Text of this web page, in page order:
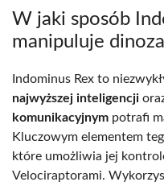
W jaki sposób
manipuluje
Indominus Rex to
najwyższej inteligencji
komunikacyjnym potrafi
Kluczowym elementem
które umożliwia jej
Velociraptorami.